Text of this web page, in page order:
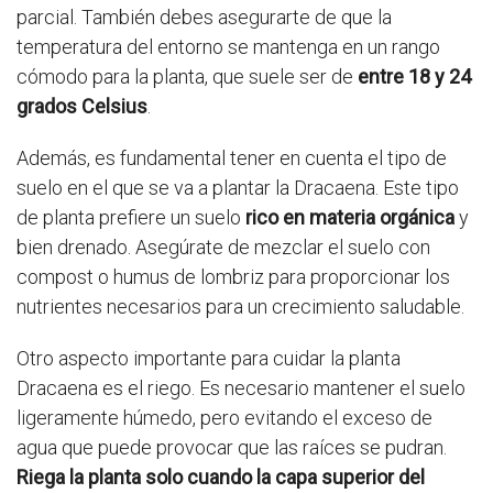
parcial. También debes asegurarte de que la
temperatura del entorno se mantenga en un rango
cómodo para la planta, que suele ser de entre 18 y 24
grados Celsius
Además, es fundamental tener en cuenta el tipo de
suelo en el que se va a plantar la Dracaena. Este tipo
de planta prefiere un suelo rico en materia orgánicay
bien drenado. Asegúrate de mezclar el suelo con
compost o humus de lombriz para proporcionar los
nutrientes necesarios para un crecimiento saludable.
Otro aspecto importante para cuidar la planta
Dracaena es el riego. Es necesario mantener el suelo
ligeramente húmedo, pero evitando el exceso de
agua que puede provocar que las raíces se pudran.
Riega la planta solo cuando la capa superior del